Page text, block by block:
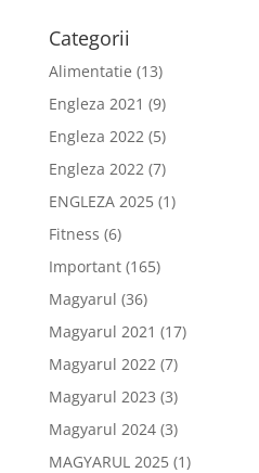
Categorii
Alimentatie (13)
Engleza 2021 (9)
Engleza 2022 (5)
Engleza 2022 (7)
ENGLEZA 2025(1)
Fitness (6)
Important(165)
Magyarul (36)
Magyarul 2021 (17)
Magyarul 2022 (7)
Magyarul 2023 (3)
Magyarul 2024(3)
MAGYARUL 2025(1)